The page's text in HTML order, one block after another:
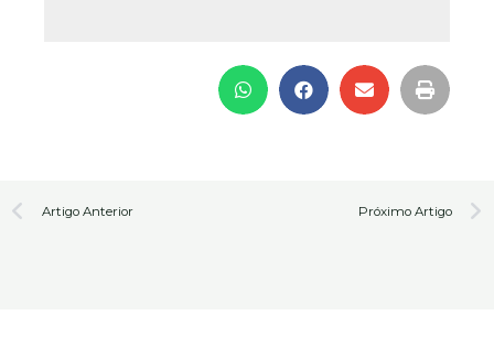
Prev
Artigo Anterior Próximo Artigo